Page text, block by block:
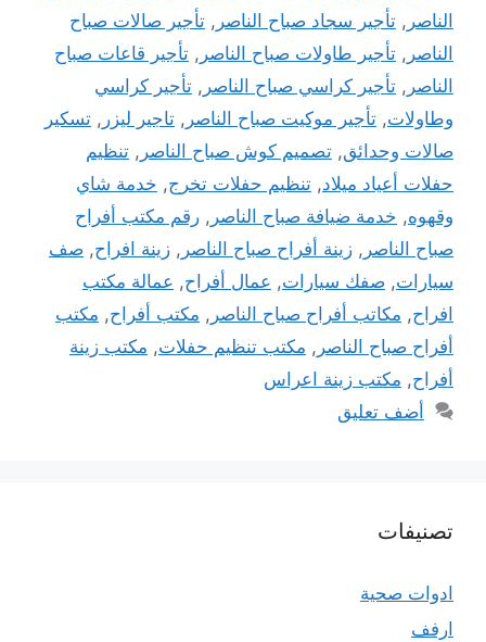
الناصر , تأجير سجاد صباح الناصر , تأجير صالات صباح
الناصر , تأجير طاولات صباح الناصر , تأجير قاعات صباح
الناصر , تأجير كراسي صباح الناصر , تأجير كراسي
وطاولات, تأجير موكيت صباح الناصر , تاجير ليزر , تسكير
صالات وحدائق, تصميم كوش صباح الناصر , تنظيم
حفلات أعياد ميلاد, تنظيم حفلات تخرج, خدمة شاي
وقهوه, خدمة ضيافة صباح الناصر , رقم مكتب أفراح
صباح الناصر , زينة أفراح صباح الناصر , زينة افراح, صف
سيارات, صفك سيارات, عمال أفراح, عمالة مكتب
افراح, مكاتب أفراح صباح الناصر , مكتب أفراح, مكتب
أفراح صباح الناصر , مكتب تنظيم حفلات, مكتب زينة
أفراح, مكتب زينة اعراس
أضف تعليق
تصنيفات
ادوات صحية
ارفف